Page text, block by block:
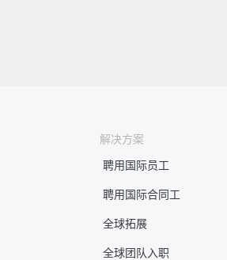
解决方案
聘用国际员工
聘用国际合同工
全球拓展
全球团队入职